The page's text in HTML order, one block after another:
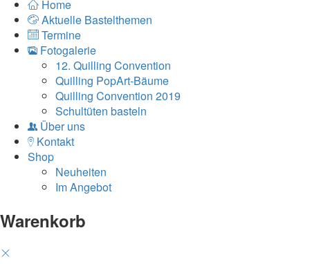
Home
Aktuelle Bastelthemen
Termine
Fotogalerie
12. Quilling Convention
Quilling PopArt-Bäume
Quilling Convention 2019
Schultüten basteln
Über uns
Kontakt
Shop
Neuheiten
Im Angebot
Warenkorb